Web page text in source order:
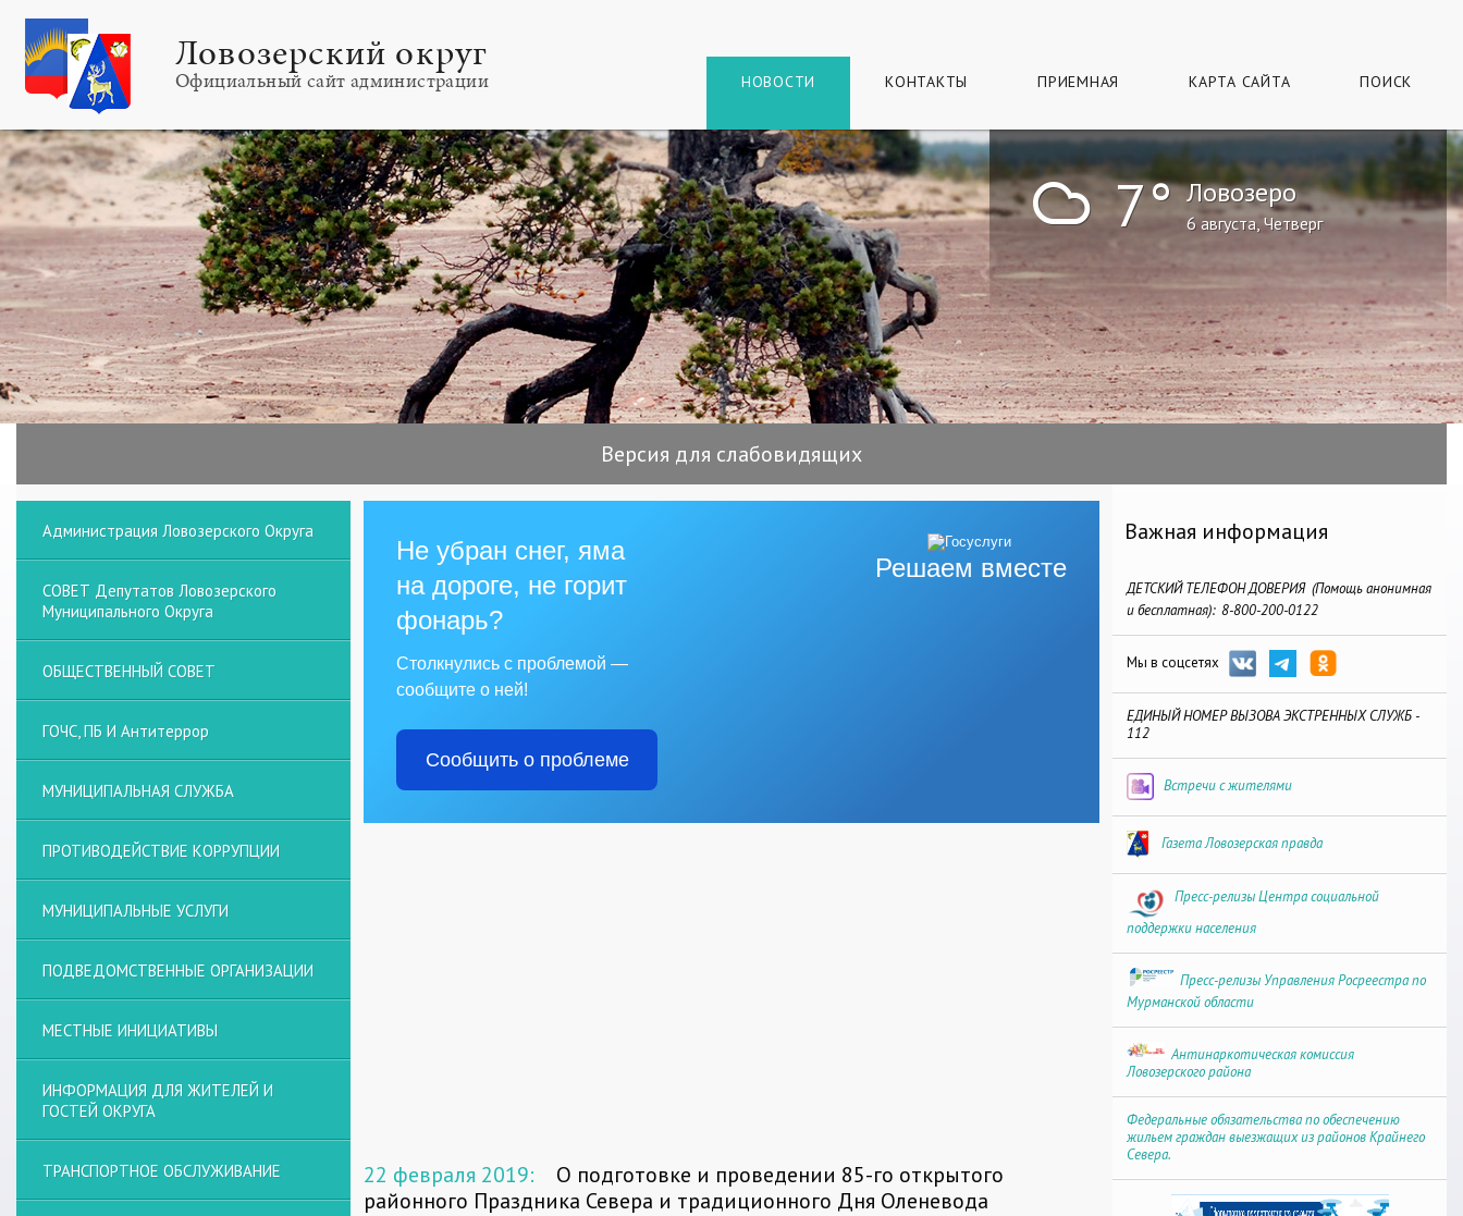
Ловозерский округ
Официальный сайт администрации НОВОСТИ КОНТАКТЫ ПРИЕМНАЯ КАРТА САЙТА ПОИСК
! 7° Ловозеро
6 августа, Четверг
Версия для слабовидящих
Решаем вместе
Не убран снег, яма
на дороге, не горит
фонарь?
Столкнулись с проблемой —
сообщите о ней!
Сообщить о проблеме
22 февраля 2019:
О подготовке и проведении 85-го открытого
районного Праздника Севера и традиционного Дня Оленевода
Администрация Ловозерского Округа
СОВЕТ Депутатов Ловозерского
Муниципального Округа
ОБЩЕСТВЕННЫЙ СОВЕТ
ГОЧС, ПБ И Антитеррор
МУНИЦИПАЛЬНАЯ СЛУЖБА
ПРОТИВОДЕЙСТВИЕ КОРРУПЦИИ
МУНИЦИПАЛЬНЫЕ УСЛУГИ
ПОДВЕДОМСТВЕННЫЕ ОРГАНИЗАЦИИ
МЕСТНЫЕ ИНИЦИАТИВЫ
ИНФОРМАЦИЯ ДЛЯ ЖИТЕЛЕЙ И
ГОСТЕЙ ОКРУГА
ТРАНСПОРТНОЕ ОБСЛУЖИВАНИЕ
Важная информация
ДЕТСКИЙ ТЕЛЕФОН ДОВЕРИЯ (Помощь анонимная
и бесплатная): 8-800-200-0122
Мы в соцсетях
ЕДИНЫЙ НОМЕР ВЫЗОВА ЭКСТРЕННЫХ СЛУЖБ -
112
Встречи с жителями
Газета Ловозерская правда
Пресс-релизы Центра социальной
поддержки населения
Пресс-релизы Управления Росреестра по
Мурманской области
Антинаркотическая комиссия
Ловозерского района
Федеральные обязательства по обеспечению
жильем граждан выезжащих из районов Крайнего
Севера.